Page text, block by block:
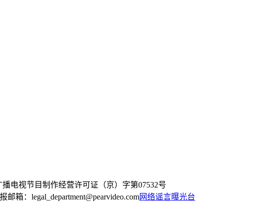
播电视节目制作经营许可证（京）字第07532号
邮箱：legal_department@pearvideo.com网络谣言曝光台